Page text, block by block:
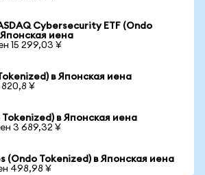
Cybersecurity ETF (Ondo
иена
15 299,03 ¥
в Японская иена
820,8 ¥
Tokenized) в Японская иена
3 689,32 ¥
(Ondo Tokenized) в Японская иена
498,98 ¥